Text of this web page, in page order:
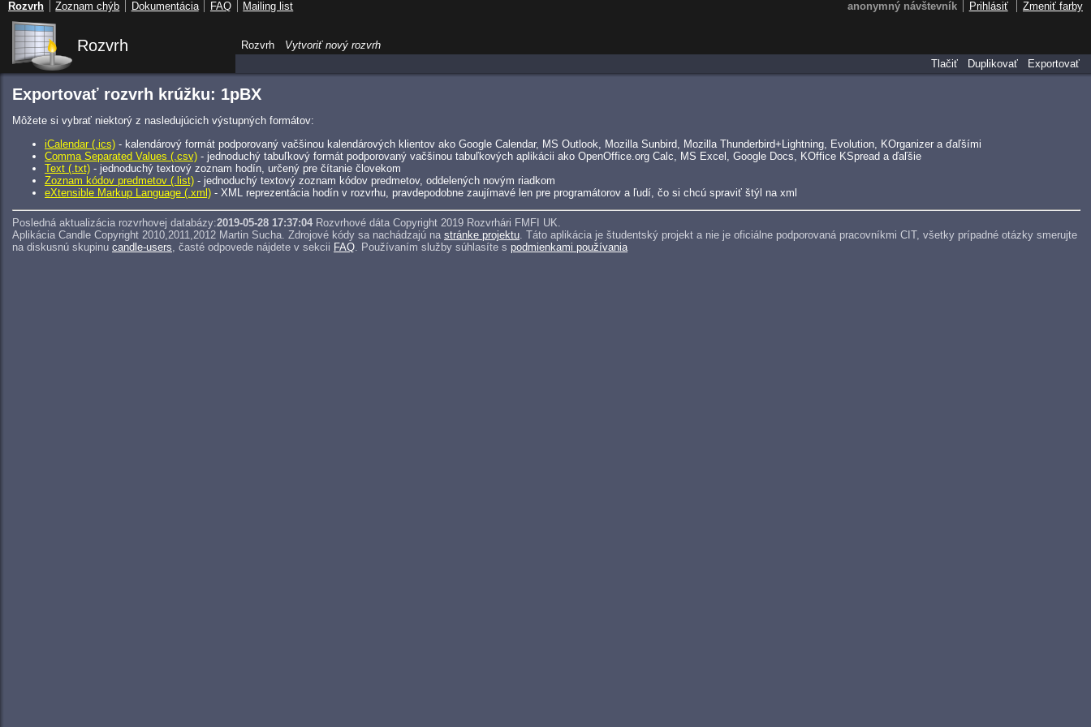
Rozvrh
Exportovať rozvrh krúžku: 1pBX
Môžete si vybrať niektorý z nasledujúcich výstupných formátov:
iCalendar (.ics) - kalendárový formát podporovaný vačšinou kalendárových klientov ako Google Calendar, MS Outlook, Mozilla Sunbird, Mozilla Thunderbird+Lightning, Evolution, KOrganizer a ďaľšími
Comma Separated Values (.csv) - jednoduchý tabuľkový formát podporovaný vačšinou tabuľkových aplikácii ako OpenOffice.org Calc, MS Excel, Google Docs, KOffice KSpread a ďaľšie
Text (.txt) - jednoduchý textový zoznam hodín, určený pre čítanie človekom
Zoznam kódov predmetov (.list) - jednoduchý textový zoznam kódov predmetov, oddelených novým riadkom
eXtensible Markup Language (.xml) - XML reprezentácia hodín v rozvrhu, pravdepodobne zaujímavé len pre programátorov a ľudí, čo si chcú spraviť štýl na xml
Posledná aktualizácia rozvrhovej databázy:2019-05-28 17:37:04 Rozvrhové dáta Copyright 2019 Rozvrhári FMFI UK.
Aplikácia Candle Copyright 2010,2011,2012 Martin Sucha. Zdrojové kódy sa nachádzajú na stránke projektu . Táto aplikácia je študentský projekt a nie je oficiálne podporovaná pracovníkmi CIT, všetky prípadné otázky smerujte
na diskusnú skupinu candle-users , časté odpovede nájdete v sekcii FAQ . Používaním služby súhlasíte s podmienkami používania
Rozvrh
Vytvoriť nový rozvrh
Tlačiť
Duplikovať Exportovať
anonymný návštevník Prihlásiť Zmeniť farby
Rozvrh Zoznam chýb Dokumentácia FAQ Mailing list